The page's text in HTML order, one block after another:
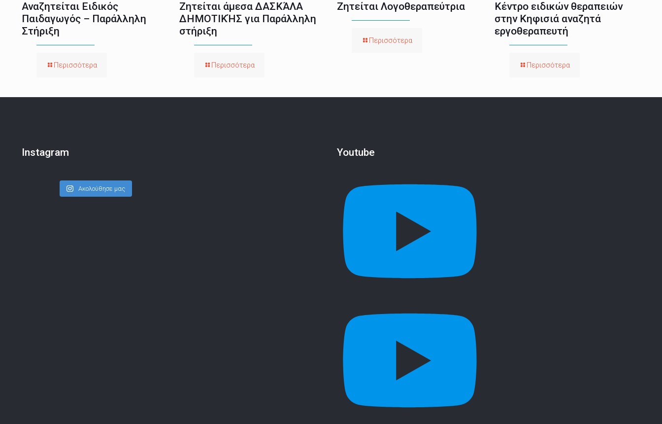
Αναζητείται Ειδικός
Παιδαγωγός – Παράλληλη
Στήριξη
Περισσότερα
Ζητείται άμεσα ΔΑΣΚΆΛΑ
ΔΗΜΟΤΙΚΉΣ για Παράλληλη
στήριξη
Περισσότερα
Ζητείται Λογοθεραπεύτρια
Περισσότερα
Κέντρο ειδικών θεραπειών
στην Κηφισιά αναζητά
εργοθεραπευτή
Περισσότερα
Instagram
Ακολούθησε μας
Youtube